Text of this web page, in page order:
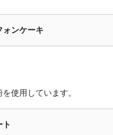
ォンケーキ
使用しています。
ト